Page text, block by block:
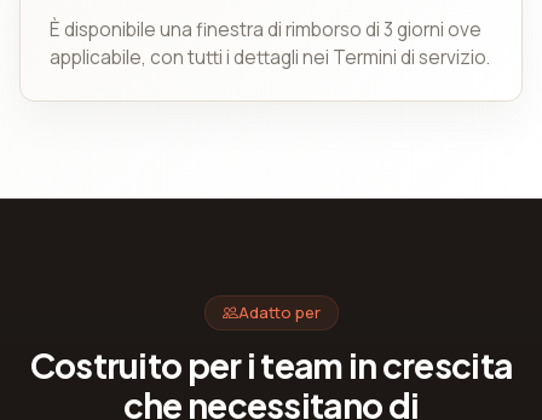
È disponibile una finestra di rimborso di 3 giorni ove
applicabile, con tutti i dettagli nei Termini di servizio.
Adatto per
Costruito per i team in crescita
che necessitano di